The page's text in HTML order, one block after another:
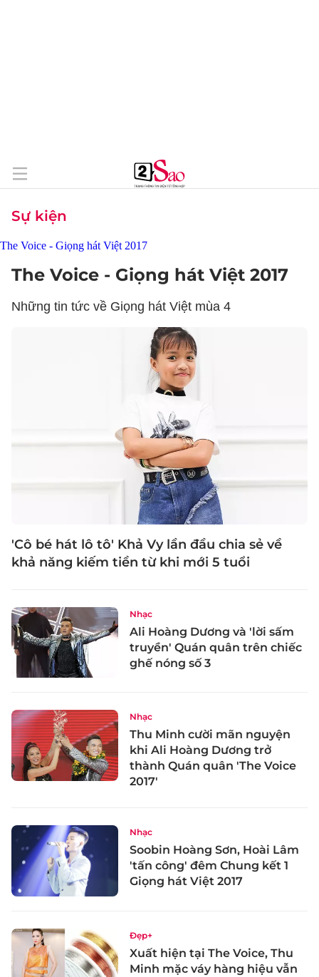
Sự kiện
The Voice - Giọng hát Việt 2017
Những tin tức về Giọng hát Việt mùa 4
'Cô bé hát lô tô' Khả Vy lần đầu chia sẻ về
khả năng kiếm tiền từ khi mới 5 tuổi
Nhạc
Ali Hoàng Dương và 'lời sấm
truyền' Quán quân trên chiếc
ghế nóng số 3
Nhạc
Thu Minh cười mãn nguyện
khi Ali Hoàng Dương trở
thành Quán quân 'The Voice
2017'
Nhạc
Soobin Hoàng Sơn, Hoài Lâm
'tấn công' đêm Chung kết 1
Giọng hát Việt 2017
Đẹp+
Xuất hiện tại The Voice, Thu
Minh mặc váy hàng hiệu vẫn